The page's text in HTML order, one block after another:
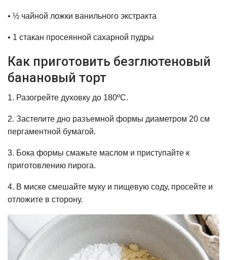
• ½ чайной ложки ванильного экстракта
• 1 стакан просеянной сахарной пудры
Как приготовить безглютеновый
банановый торт
1. Разогрейте духовку до 180ºC.
2. Застелите дно разъемной формы диаметром 20 см
пергаментной бумагой.
3. Бока формы смажьте маслом и приступайте к
приготовлению пирога.
4. В миске смешайте муку и пищевую соду, просейте и
отложите в сторону.